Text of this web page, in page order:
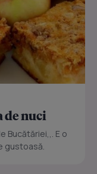
de nuci
Bucătăriei,,. E o
gustoasă.